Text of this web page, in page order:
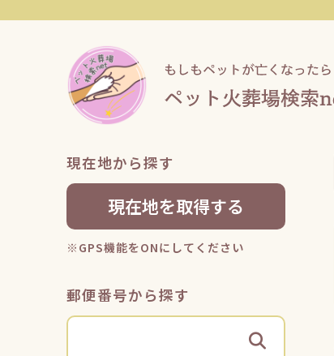
現在地から探す
現在地を取得する
※GPS機能をONにしてください
郵便番号から探す